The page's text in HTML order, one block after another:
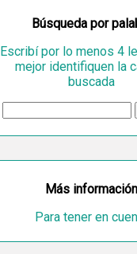
Búsqueda por
Escribí por lo menos 4
mejor identifiquen la
buscada
Más información
Para tener en